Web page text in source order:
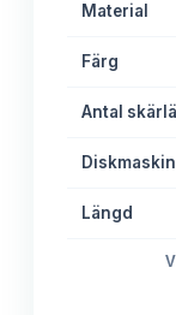
Material
Färg
Antal
Längd